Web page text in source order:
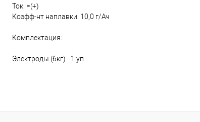
Ток: =(+)
Коэфф-нт наплавки: 10,0 г/Ач
Комплектация:
Электроды (6кг) - 1 уп.